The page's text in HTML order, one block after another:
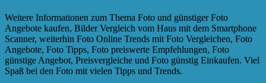
Weitere Informationen zum Thema Foto und günstiger Foto
Angebote kaufen, Bilder Vergleich vom Haus mit dem Smartphone
Scanner, weiterhin Foto Online Trends mit Foto Vergleichen, Foto
Angebote, Foto Tipps, Foto preiswerte Empfehlungen, Foto
günstige Angebot, Preisvergleiche und Foto günstig Einkaufen. Viel
Spaß bei den Foto mit vielen Tipps und Trends.